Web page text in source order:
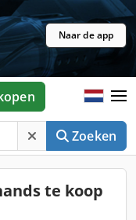
Naar de app
Zoeken
te koop